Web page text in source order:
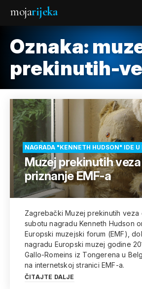
mojarijeka
Oznaka:
prekinutih-
NAGRADA "KENNETH HUDSON" IDE U
Muzej prekinutih
priznanje EMF-a
Zagrebački Muzej prekinutih veza
subotu nagradu Kenneth Hudson
Europski muzejski forum (EMF),
nagradu Europski muzej godine
Gallo-Romeins iz Tongerena u
na internetskoj stranici EMF-a.
ČITAJTE DALJE